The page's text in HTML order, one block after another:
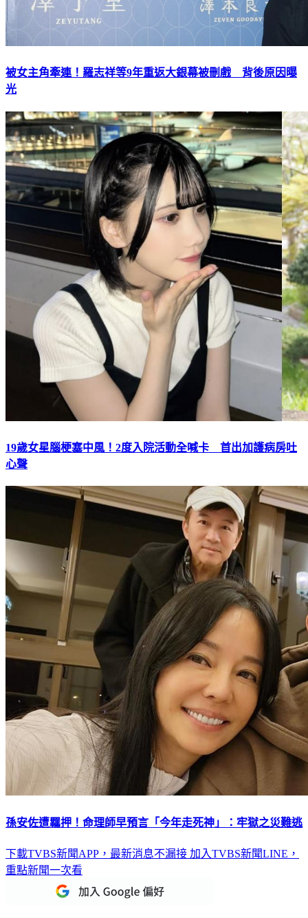
被女主角牽連！羅志祥等9年重返大銀幕被刪戲 背後原因曝
光
19歲女星腦梗塞中風！2度入院活動全喊卡 首出加護病房吐
心聲
孫安佐遭羈押！命理師早預言「今年走死神」：牢獄之災難逃
下載TVBS新聞APP，最新消息不漏接 加入TVBS新聞LINE，
重點新聞一次看